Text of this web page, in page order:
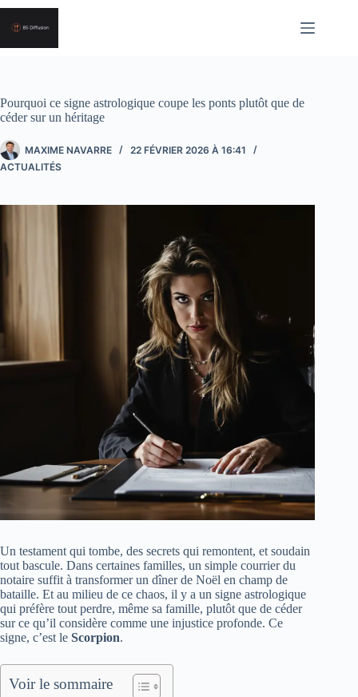
Passer
contenu
Pourquoi ce signe astrologique coupe les ponts plutôt que de
céder sur un héritage
MAXIME NAVARRE
22 FÉVRIER 2026 À 16:41
ACTUALITÉS
Un testament qui tombe, des secrets qui remontent, et soudain
tout bascule. Dans certaines familles, un simple courrier du
notaire suffit à transformer un dîner de Noël en champ de
bataille. Et au milieu de ce chaos, il y a un signe astrologique
qui préfère tout perdre, même sa famille, plutôt que de céder
sur ce qu’il considère comme une injustice profonde. Ce
signe, c’est le Scorpion.
Voir le sommaire